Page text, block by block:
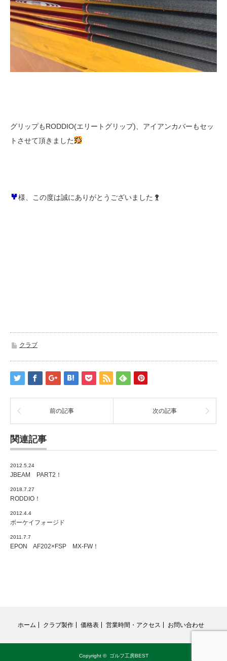
グリップもRODDIO(エリートグリップ)、アイアンカバーもセッ
トさせて頂きました
様、この度は誠にありがとうございました
クラブ
前の記事 次の記事
関連記事
2012.5.24
JBEAM PART2！
2018.7.27
RODDIO！
2012.4.4
ボーケイフォージド
2011.7.7
EPON AF202×FSP MX-FW！
ホーム クラブ製作 価格表 営業時間・アクセス お問い合わせ
Copyright © ゴルフ工房BEST